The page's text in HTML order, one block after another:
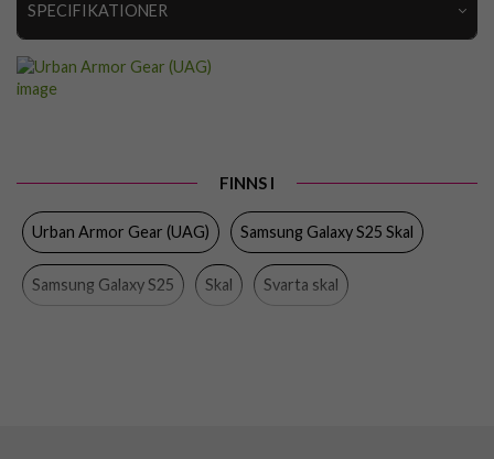
SPECIFIKATIONER
Artikelnummer
Passar till
MagSafe-kompatibel, Stöttålig
Färg Svart
Material Hårdplast (PC), Mjukplast (TPU)
Varumärke Urban Armor Gear (UAG)
FINNS I
Urban Armor Gear (UAG) Samsung Galaxy S25 Skal
Samsung Galaxy S25 Skal Svarta skal